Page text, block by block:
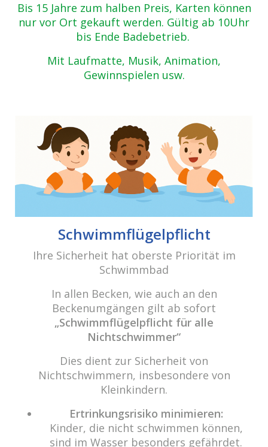
48308 Senden
Tel.: 0049 (0) 2597 - 93 918 -10
Fax: 0049 (0) 2597 - 93 918 -29
E-Mail: info@cabriosenden.de
Internet:www.cabriosenden.de
Wir freuen uns auf Sie!
Haben Sie Fragen? Wir kümmern uns drum!
Eine Nachricht schreiben
Über das Wasser.
„Das Prinzip aller Dinge ist Wasser; aus Wasser ist
alles, und ins Wasser kehrt alles zurück.“ (Thales von
Copyright 2021 cabrio Senden - All rights reserved
Datenschutz Impressum
verbessern zu können, verwenden wir Cookies. Durch die weitere
Nutzung der Webseite stimmen Sie der Verwendung von Cookies zu.
Bis 15 Jahre zum halben Preis, Karten können
nur vor Ort gekauft werden. Gültig ab 10Uhr
bis Ende Badebetrieb.
Mit Laufmatte, Musik, Animation,
Gewinnspielen usw.
Schwimmflügelpflicht
Ihre Sicherheit hat oberste Priorität im
Schwimmbad
In allen Becken, wie auch an den
Beckenumgängen gilt ab sofort
„Schwimmflügelpflicht für alle
Nichtschwimmer“
Dies dient zur Sicherheit von
Nichtschwimmern, insbesondere von
Kleinkindern.
Ertrinkungsrisiko minimieren:
Kinder, die nicht schwimmen können,
sind im Wasser besonders gefährdet.